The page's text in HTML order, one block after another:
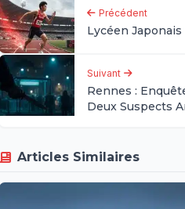
Précédent
Lycéen Japonais
Suivant
Rennes :
Deux Suspects
Articles Similaires